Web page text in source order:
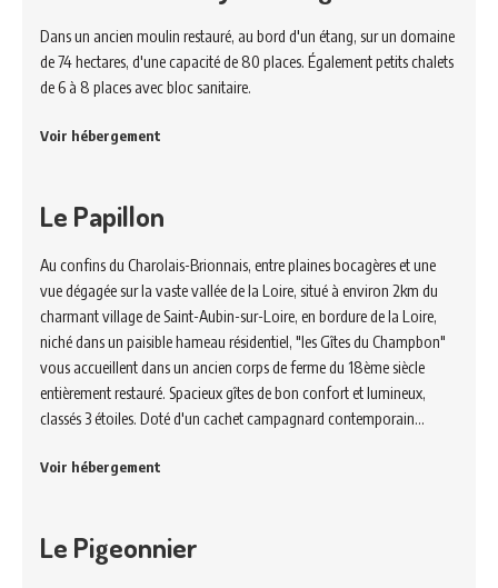
Dans un ancien moulin restauré, au bord d'un étang, sur un domaine
de 74 hectares, d'une capacité de 80 places. Également petits chalets
de 6 à 8 places avec bloc sanitaire.
Voir hébergement
Le Papillon
Au confins du Charolais-Brionnais, entre plaines bocagères et une
vue dégagée sur la vaste vallée de la Loire, situé à environ 2km du
charmant village de Saint-Aubin-sur-Loire, en bordure de la Loire,
niché dans un paisible hameau résidentiel, "les Gîtes du Champbon"
vous accueillent dans un ancien corps de ferme du 18ème siècle
entièrement restauré. Spacieux gîtes de bon confort et lumineux,
classés 3 étoiles. Doté d'un cachet campagnard contemporain…
Voir hébergement
Le Pigeonnier